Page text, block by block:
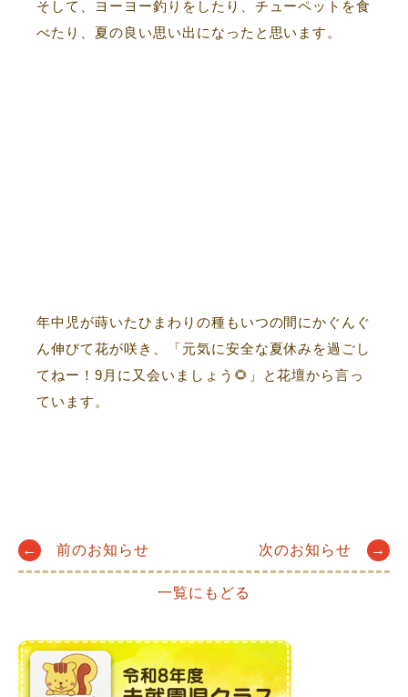
そして、ヨーヨー釣りをしたり、チューペットを食
べたり、夏の良い思い出になったと思います。
年中児が蒔いたひまわりの種もいつの間にかぐんぐ
ん伸びて花が咲き、「元気に安全な夏休みを過ごし
てねー！9月に又会いましょう🌻」と花壇から言っ
ています。
Post
← 前のお知らせ 次のお知らせ →
一覧にもどる